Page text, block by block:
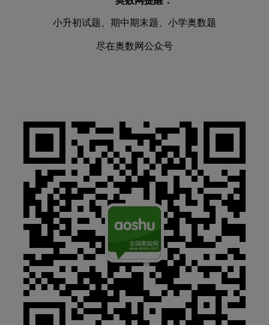
小升初试题、期中期末题、小学奥数题
尽在奥数网公众号